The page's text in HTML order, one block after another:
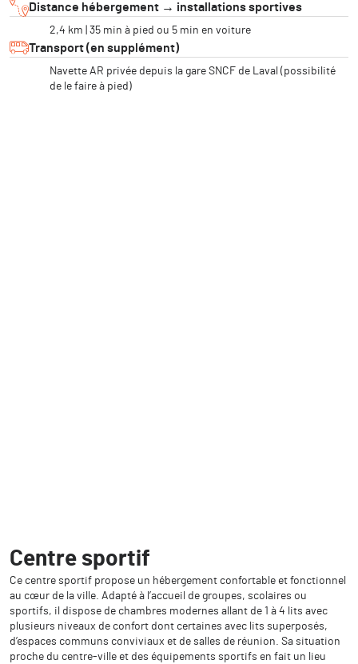
Distance hébergement → installations sportives
2,4 km | 35 min à pied ou 5 min en voiture
Transport (en supplément)
Navette AR privée depuis la gare SNCF de Laval (possibilité
de le faire à pied)
Centre sportif
Ce centre sportif propose un hébergement confortable et fonctionnel
au cœur de la ville. Adapté à l’accueil de groupes, scolaires ou
sportifs, il dispose de chambres modernes allant de 1 à 4 lits avec
plusieurs niveaux de confort dont certaines avec lits superposés,
d’espaces communs conviviaux et de salles de réunion. Sa situation
proche du centre-ville et des équipements sportifs en fait un lieu